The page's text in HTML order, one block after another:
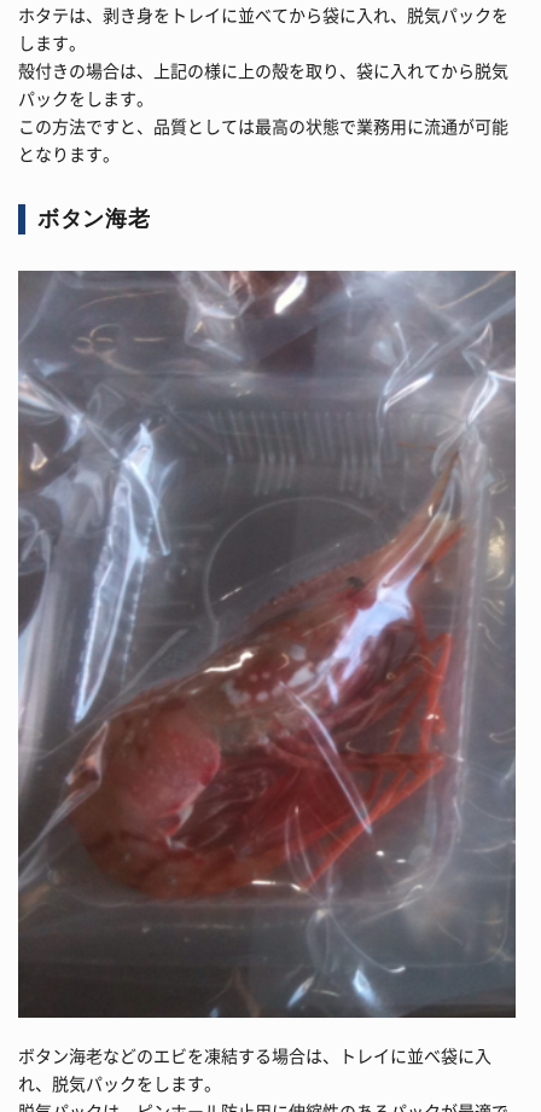
ホタテは、剥き身をトレイに並べてから袋に入れ、脱気パックを
します。
殻付きの場合は、上記の様に上の殻を取り、袋に入れてから脱気
パックをします。
この方法ですと、品質としては最高の状態で業務用に流通が可能
となります。
ボタン海老
ボタン海老などのエビを凍結する場合は、トレイに並べ袋に入
れ、脱気パックをします。